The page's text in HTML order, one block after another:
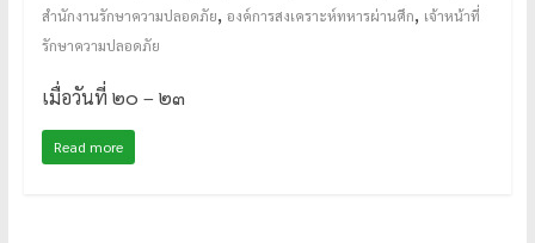
สำนักงานรักษาความปลอดภัย, องค์การสงเคราะห์ทหารผ่านศึก, เจ้าหน้าที่
รักษาความปลอดภัย
เมื่อวันที่ ๒๐ – ๒๓
Read more